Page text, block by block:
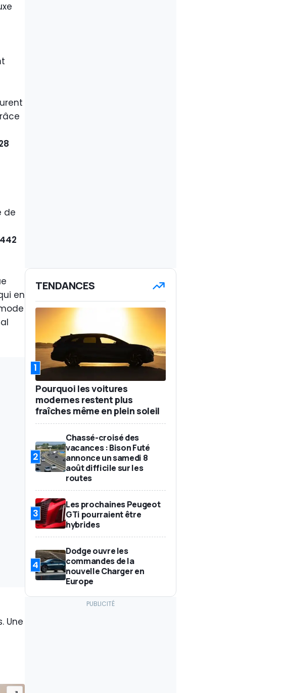
de
442
en
Une
TENDANCES
1
Pourquoi les voitures
modernes restent plus
fraîches même en plein soleil
2
Chassé-croisé des
vacances : Bison Futé
annonce un samedi 8
août difficile sur les
routes
3
Les prochaines Peugeot
GTi pourraient être
hybrides
4
Dodge ouvre les
commandes de la
nouvelle Charger en
Europe